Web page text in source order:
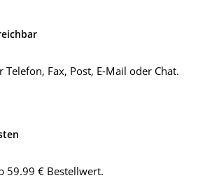
Telefon, Fax, Post, E-Mail oder Chat.
59.99 € Bestellwert.